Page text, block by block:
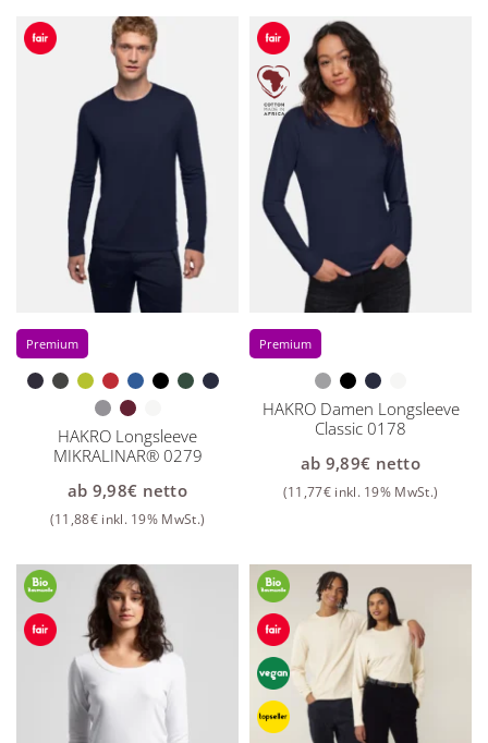
Premium
HAKRO Longsleeve
MIKRALINAR® 0279
ab 9,98€ netto
(11,88€ inkl. 19% MwSt.)
Premium
HAKRO Damen Longsleeve
Classic 0178
ab 9,89€ netto
(11,77€ inkl. 19% MwSt.)